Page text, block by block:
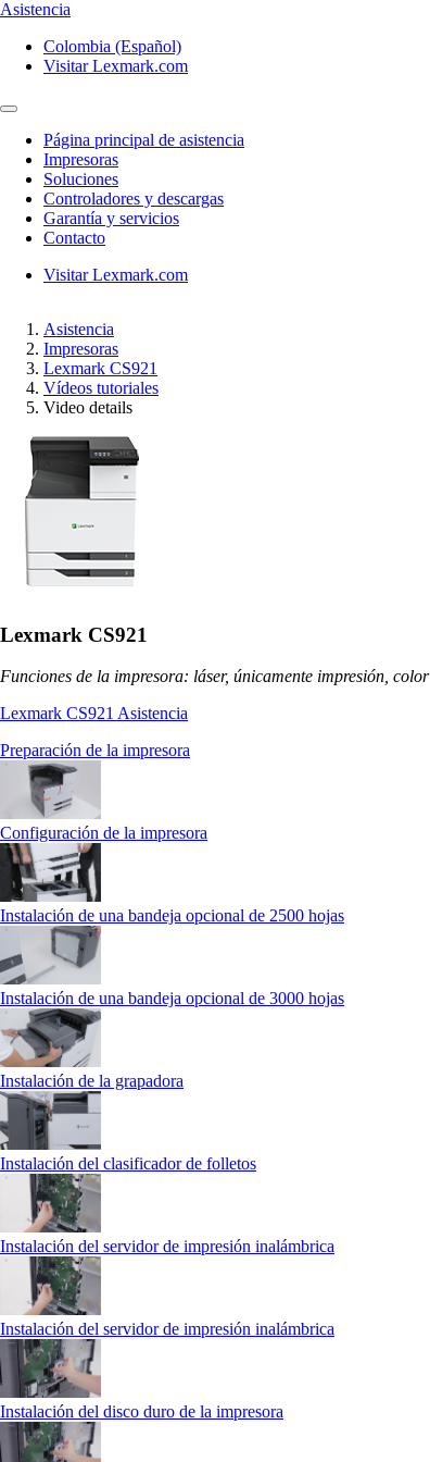
Asistencia
Colombia (Español)
Visitar Lexmark.com
Página principal de asistencia
Impresoras
Soluciones
Controladores y descargas
Garantía y servicios
Contacto
Visitar Lexmark.com
Asistencia
Impresoras
Lexmark CS921
Vídeos tutoriales
Video details
Lexmark CS921
Funciones de la impresora: láser, únicamente impresión, color
Lexmark CS921 Asistencia
Preparación de la impresora
Configuración de la impresora
Instalación de una bandeja opcional de 2500 hojas
Instalación de una bandeja opcional de 3000 hojas
Instalación de la grapadora
Instalación del clasificador de folletos
Instalación del servidor de impresión inalámbrica
Instalación del servidor de impresión inalámbrica
Instalación del disco duro de la impresora